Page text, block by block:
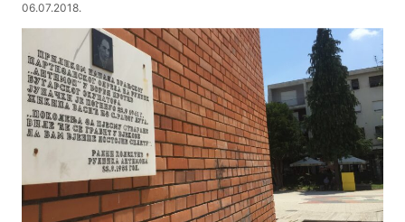
06.07.2018.